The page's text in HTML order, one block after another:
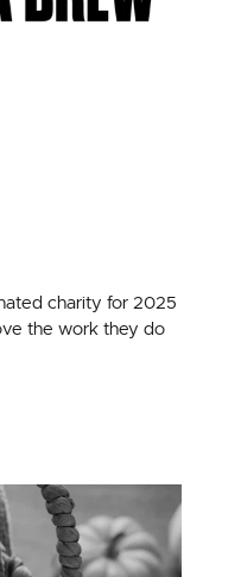
charity for 2025
the work they do